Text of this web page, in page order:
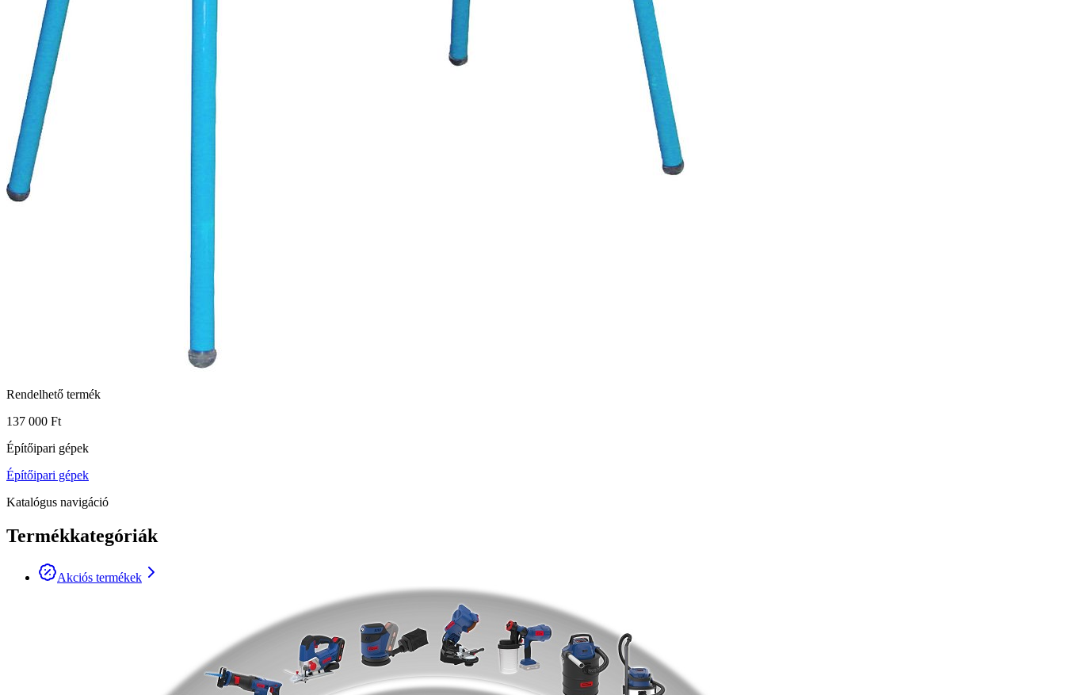
Rendelhető termék
137 000 Ft
Építőipari gépek
Építőipari gépek
Katalógus navigáció
Termékkategóriák
Akciós termékek